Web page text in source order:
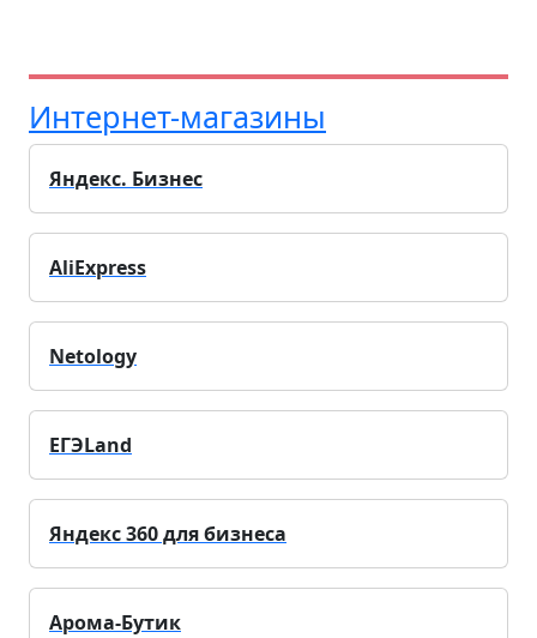
Интернет-магазины
Яндекс. Бизнес
AliExpress
Netology
ЕГЭLand
Яндекс 360 для бизнеса
Арома-Бутик